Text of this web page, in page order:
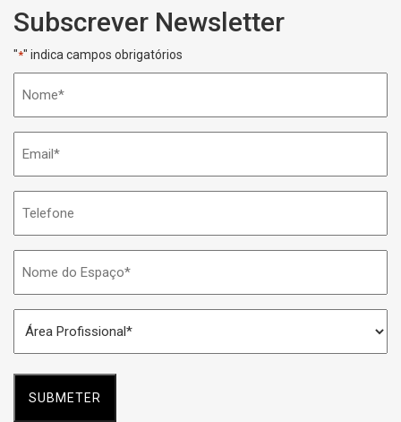
Subscrever Newsletter
"*" indica campos obrigatórios
do
Espaço
Profissional
*